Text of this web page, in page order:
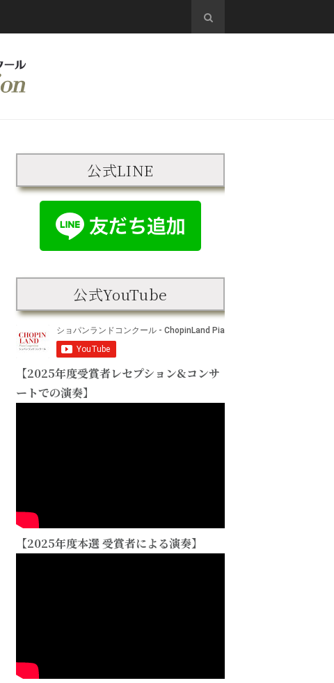
公式LINE
公式YouTube
【2025年度受賞者レセプション&コンサ
ートでの演奏】
【2025年度本選 受賞者による演奏】